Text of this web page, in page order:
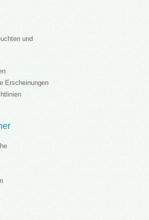
und
Erscheinungen